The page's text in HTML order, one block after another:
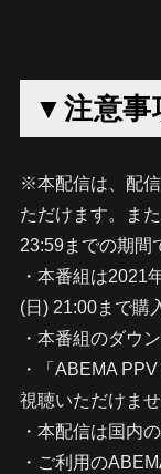
▼注意事
※本配信は、配
ただけます。ま
23:59までの期間
・本番組は2021
(日) 21:00まで購
・本番組のダウ
・「ABEMA
視聴いただけませ
・本配信は国内
・ご利用の